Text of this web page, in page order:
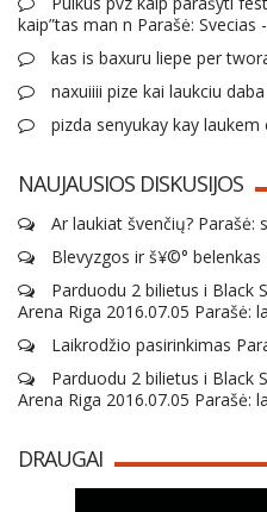
kaip”tas man n Parašė: Svecias
kas is baxuru liepe per
naxuiiii pize kai laukciu
pizda senyukay kay
NAUJAUSIOS DISKUSIJOS
Ar laukiat švenčių? Parašė:
Blevyzgos ir š¥©° belenkas
Parduodu 2 bilietus i Black
Arena Riga 2016.07.05 Parašė:
Laikrodžio pasirinkimas
Parduodu 2 bilietus i Black
Arena Riga 2016.07.05 Parašė:
DRAUGAI